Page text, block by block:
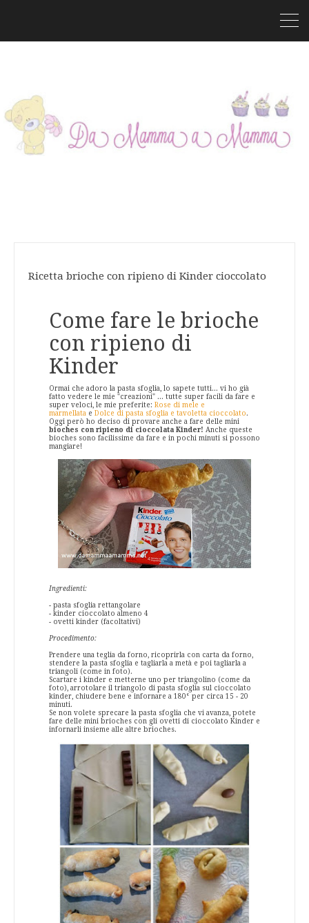
Ricetta brioche con ripieno di Kinder cioccolato
Come fare le brioche
con ripieno di
Kinder
Ormai che adoro la pasta sfoglia, lo sapete tutti... vi ho già
fatto vedere le mie "creazioni" ... tutte super facili da fare e
super veloci, le mie preferite: Rose di mele e
marmellata e Dolce di pasta sfoglia e tavoletta cioccolato.
Oggi però ho deciso di provare anche a fare delle mini
bioches con ripieno di cioccolata Kinder! Anche queste
bioches sono facilissime da fare e in pochi minuti si possono
mangiare!
Ingredienti:
- pasta sfoglia rettangolare
- kinder cioccolato almeno 4
- ovetti kinder (facoltativi)
Procedimento:
Prendere una teglia da forno, ricoprirla con carta da forno,
stendere la pasta sfoglia e tagliarla a metà e poi tagliarla a
triangoli (come in foto).
Scartare i kinder e metterne uno per triangolino (come da
foto), arrotolare il triangolo di pasta sfoglia sul cioccolato
kinder, chiudere bene e infornare a 180° per circa 15 - 20
minuti.
Se non volete sprecare la pasta sfoglia che vi avanza, potete
fare delle mini brioches con gli ovetti di cioccolato Kinder e
infornarli insieme alle altre brioches.